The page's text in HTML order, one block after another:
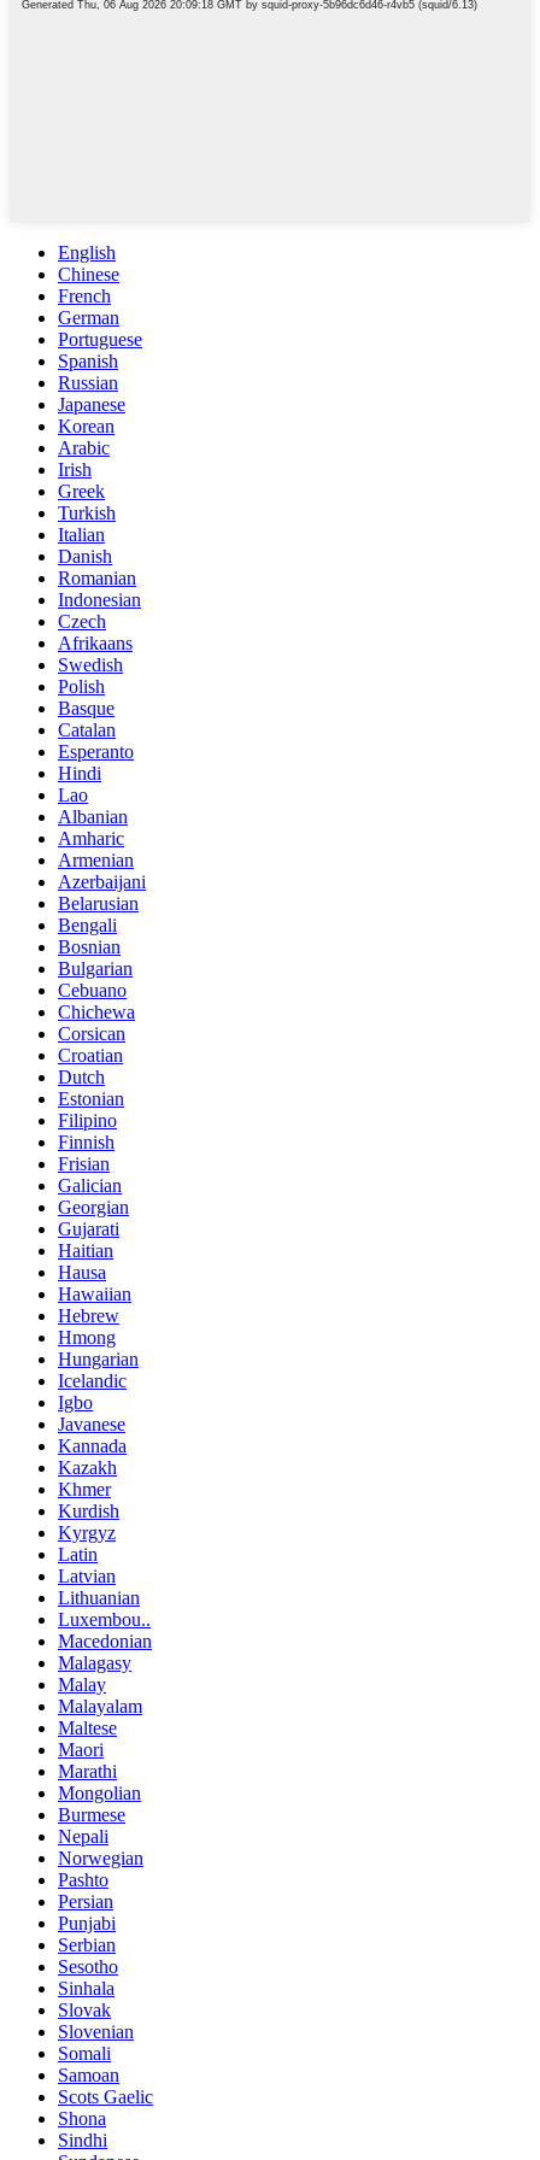
English
Chinese
French
German
Portuguese
Spanish
Russian
Japanese
Korean
Arabic
Irish
Greek
Turkish
Italian
Danish
Romanian
Indonesian
Czech
Afrikaans
Swedish
Polish
Basque
Catalan
Esperanto
Hindi
Lao
Albanian
Amharic
Armenian
Azerbaijani
Belarusian
Bengali
Bosnian
Bulgarian
Cebuano
Chichewa
Corsican
Croatian
Dutch
Estonian
Filipino
Finnish
Frisian
Galician
Georgian
Gujarati
Haitian
Hausa
Hawaiian
Hebrew
Hmong
Hungarian
Icelandic
Igbo
Javanese
Kannada
Kazakh
Khmer
Kurdish
Kyrgyz
Latin
Latvian
Lithuanian
Luxembou..
Macedonian
Malagasy
Malay
Malayalam
Maltese
Maori
Marathi
Mongolian
Burmese
Nepali
Norwegian
Pashto
Persian
Punjabi
Serbian
Sesotho
Sinhala
Slovak
Slovenian
Somali
Samoan
Scots Gaelic
Shona
Sindhi